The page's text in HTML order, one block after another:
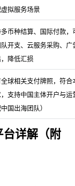
拟服务场景
多币种结算、国际付款，
开支、云服务采购、广
降低汇损
球相关支付牌照，符合
支持中国主体开户与运
国出海团队）
台详解（附